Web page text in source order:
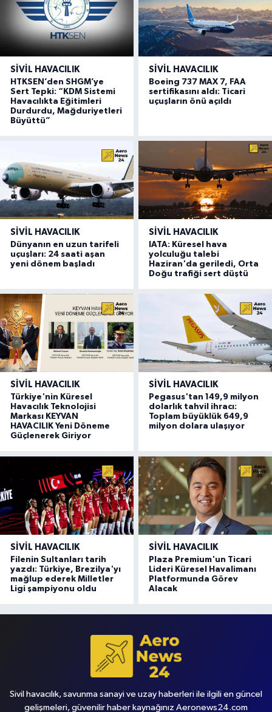
SIVIL HAVACILIK
HTKSEN’den SHGM’ye
Sert Tepki: “KDM Sistemi
Havacılıkta Eğitimleri
Durdurdu, Mağduriyetleri
Büyüttü”
SIVIL HAVACILIK
Boeing 737 MAX 7, FAA
sertifikasını aldı: Ticari
uçuşların önü açıldı
SIVIL HAVACILIK
Dünyanın en uzun tarifeli
uçuşları: 24 saati aşan
yeni dönem başladı
SIVIL HAVACILIK
IATA: Küresel hava
yolculuğu talebi
Haziran'da geriledi, Orta
Doğu trafiği sert düştü
SIVIL HAVACILIK
Türkiye'nin Küresel
Havacılık Teknolojisi
Markası KEYVAN
HAVACILIK Yeni Döneme
Güçlenerek Giriyor
SIVIL HAVACILIK
Pegasus'tan 149,9 milyon
dolarlık tahvil ihracı:
Toplam büyüklük 649,9
milyon dolara ulaşıyor
SIVIL HAVACILIK
Filenin Sultanları tarih
yazdı: Türkiye, Brezilya'yı
mağlup ederek Milletler
Ligi şampiyonu oldu
SIVIL HAVACILIK
Plaza Premium'un Ticari
Lideri Küresel Havalimanı
Platformunda Görev
Alacak
Sivil havacılık, savunma sanayi ve uzay haberleri ile ilgili en güncel
gelişmeleri, güvenilir haber kaynağınız Aeronews24.com